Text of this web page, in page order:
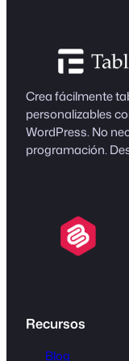
Crea fácilmente
personalizables
WordPress. No
programación.
Recursos
Blog